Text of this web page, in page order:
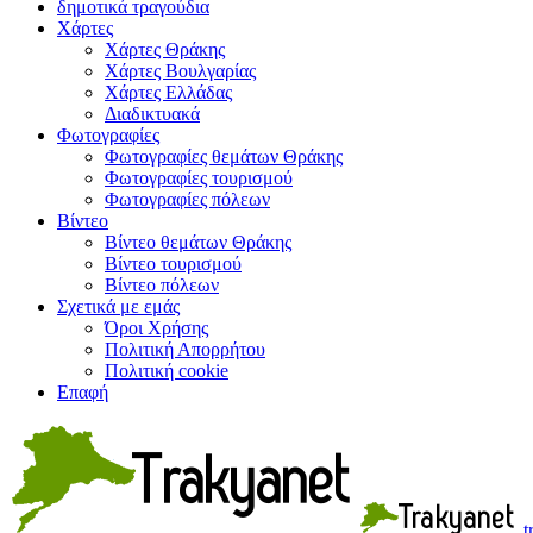
δημοτικά τραγούδια
Χάρτες
Χάρτες Θράκης
Χάρτες Βουλγαρίας
Χάρτες Ελλάδας
Διαδικτυακά
Φωτογραφίες
Φωτογραφίες θεμάτων Θράκης
Φωτογραφίες τουρισμού
Φωτογραφίες πόλεων
Βίντεο
Βίντεο θεμάτων Θράκης
Βίντεο τουρισμού
Βίντεο πόλεων
Σχετικά με εμάς
Όροι Χρήσης
Πολιτική Απορρήτου
Πολιτική cookie
Επαφή